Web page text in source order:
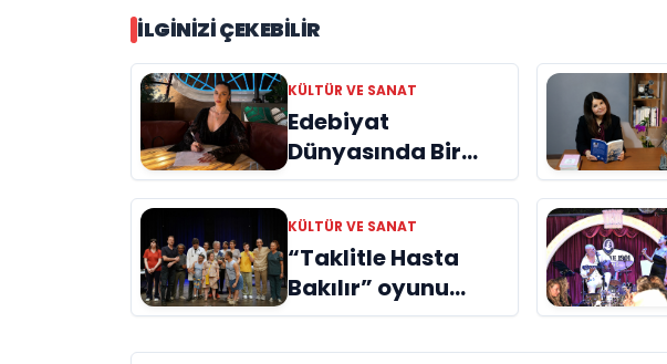
İLGINIZI ÇEKEBILIR
KÜLTÜR VE SANAT
Edebiyat
Dünyasında Bir
Genç Deha
Doğuyor: Dilruba
Engin ve Zift Karası
Evreni ‘AVENOİR’
KÜLTÜR VE SANAT
“Taklitle Hasta
Bakılır” oyunu
engelleri sanatla
aştı